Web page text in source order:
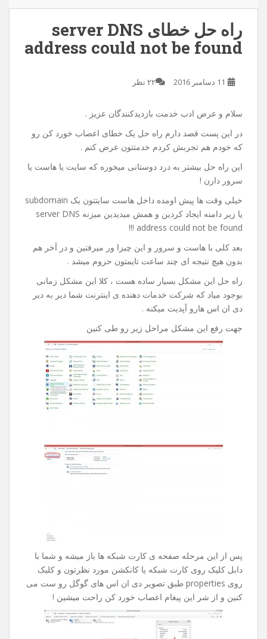
راه حل خطای server DNS
address could not be found
11 دسامبر 2016 ۲۲ نظر
سلام و عرض ادب خدمت بازدیدکنندگان عزیز .
در این پست قصد دارم راه حل یک خطای اعصاب خورد کن رو
این راه حل بیشتر به درد دوستانی میخوره که سایت یا هاست یا
سرور دارن !
خیلی وقت ها پیش اومده داخل هاست سایتتون یک subdomain
یا زیر دامنه ایجاد کردین و همش میدیدین میزنه server DNS
address could not be found !!!
بعد کلی با هاست و سرور و این چیزا ور میرفتین و در آخر هم
بدون هیچ نتیجه ای چند ساعت تایمتون حروم میشد .
راه حل این مشکل بسیار ساده هست ، کلا این مشکل زمانی
بوجود میاد که شرکت خدمات دهنده ی اینترنت شما دیر به دیر
دی ان اس هارو آپدیت میکنه .